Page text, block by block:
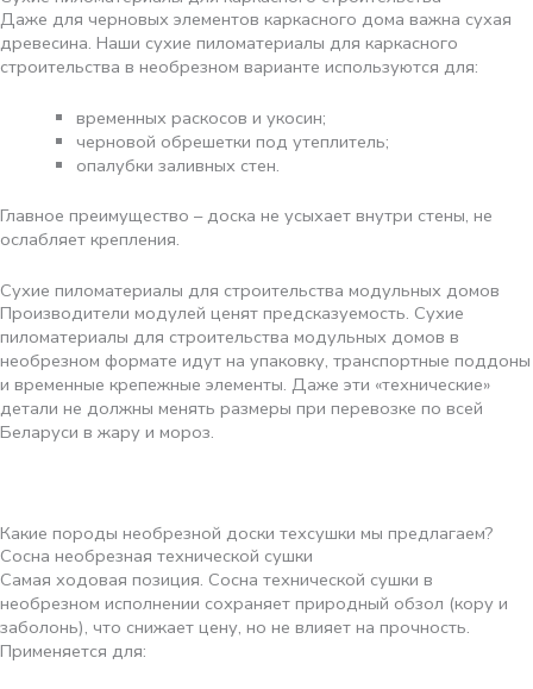
Даже для черновых элементов каркасного дома важна сухая
древесина. Наши сухие пиломатериалы для каркасного
строительства в необрезном варианте используются для:
временных раскосов и укосин;
черновой обрешетки под утеплитель;
опалубки заливных стен.
Главное преимущество – доска не усыхает внутри стены, не
ослабляет крепления.
Сухие пиломатериалы для строительства модульных домов
Производители модулей ценят предсказуемость. Сухие
пиломатериалы для строительства модульных домов в
необрезном формате идут на упаковку, транспортные поддоны
и временные крепежные элементы. Даже эти «технические»
детали не должны менять размеры при перевозке по всей
Беларуси в жару и мороз.
Какие породы необрезной доски техсушки мы предлагаем?
Сосна необрезная технической сушки
Самая ходовая позиция. Сосна технической сушки в
необрезном исполнении сохраняет природный обзол (кору и
заболонь), что снижает цену, но не влияет на прочность.
Применяется для: